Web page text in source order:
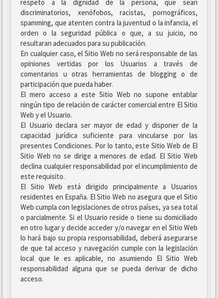
respeto a la dignidad de la persona, que sean
discriminatorios, xenófobos, racistas, pornográficos,
spamming, que atenten contra la juventud o la infancia, el
orden o la seguridad pública o que, a su juicio, no
resultaran adecuados para su publicación.
En cualquier caso, el Sitio Web no será responsable de las
opiniones vertidas por los Usuarios a través de
comentarios u otras herramientas de blogging o de
participación que pueda haber.
El mero acceso a este Sitio Web no supone entablar
ningún tipo de relación de carácter comercial entre El Sitio
Web y el Usuario.
El Usuario declara ser mayor de edad y disponer de la
capacidad jurídica suficiente para vincularse por las
presentes Condiciones. Por lo tanto, este Sitio Web de El
Sitio Web no se dirige a menores de edad. El Sitio Web
declina cualquier responsabilidad por el incumplimiento de
este requisito.
El Sitio Web está dirigido principalmente a Usuarios
residentes en España. El Sitio Web no asegura que el Sitio
Web cumpla con legislaciones de otros países, ya sea total
o parcialmente. Si el Usuario reside o tiene su domiciliado
en otro lugar y decide acceder y/o navegar en el Sitio Web
lo hará bajo su propia responsabilidad, deberá asegurarse
de que tal acceso y navegación cumple con la legislación
local que le es aplicable, no asumiendo El Sitio Web
responsabilidad alguna que se pueda derivar de dicho
acceso.